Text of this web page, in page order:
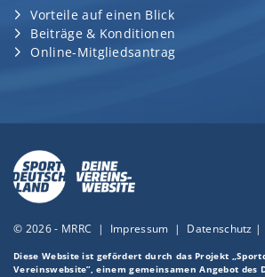
Vorteile auf einen Blick
Beiträge & Konditionen
Online-Mitgliedsantrag
© 2026 - MRRC | Impressum | Datenschutz |
Diese Website ist gefördert durch das Projekt
Vereinswebsite”, einem gemeinsamen Angebot des